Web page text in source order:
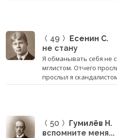
49 Есенин С.
не стану
Я обманывать себя не
мглистом. Отчего
прослыл я
50 Гумилёв Н.
вспомните меня...